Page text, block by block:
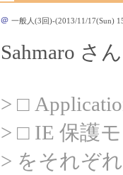
＠ 一般人(3回)-(2013/11/17(Sun)
Sahmaro さ
> □
> □ IE 保護
> をそれぞ